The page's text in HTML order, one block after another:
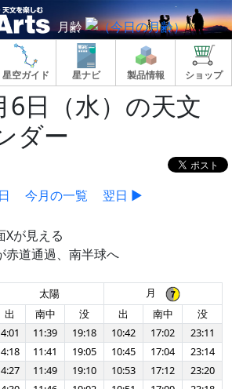
月齢
星空ガイド 星ナビ 製品情報 ショップ
6日（水）の天文
ダー
今月の一覧 翌日 ▶
Xが見える
赤道通過、南半球へ
太陽
月
出 南中 没 出 南中
没
4:01 11:39 19:18 10:42 17:02
23:11
4:18 11:41 19:05 10:45 17:04
23:14
4:27 11:49 19:10 10:53 17:12
23:20